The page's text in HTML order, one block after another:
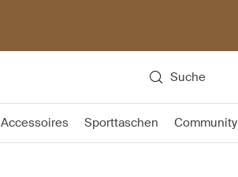
Suche
Accessoires Sporttaschen Community